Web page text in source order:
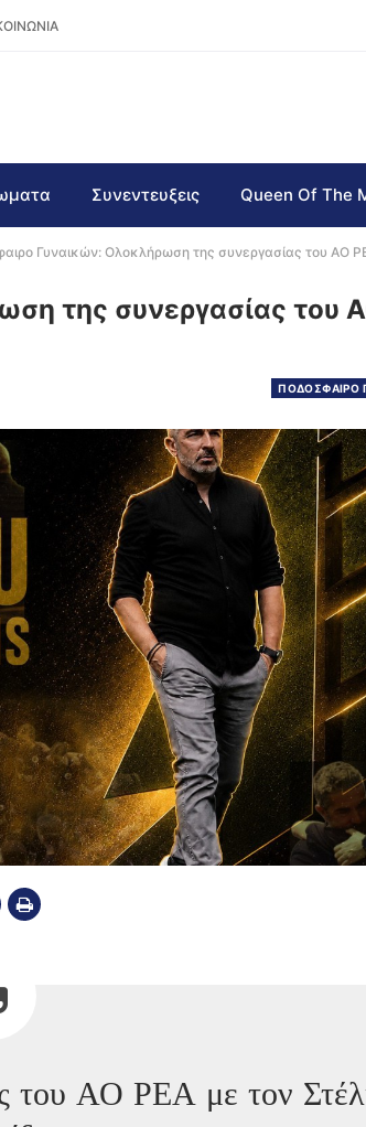
Συνεντευξεις Queen Of The
Γυναικών: Ολοκλήρωση της συνεργασίας του ΑΟ
της συνεργασίας του
ΠΟΔΟΣΦΑΙΡΟ
του ΑΟ ΡΕΑ με τον